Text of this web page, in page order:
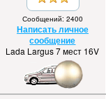
Сообщений: 2400
Написать личное
сообщение
Lada Largus 7 мест 16V